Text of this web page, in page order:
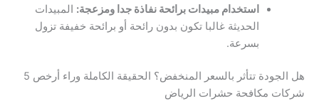
استخدام مبيدات برائحة نفاذة جدا ومزعجة: المبيدات
الحديثة غالبا تكون بدون رائحة أو برائحة خفيفة تزول
بسرعة.
هل الجودة تتأثر بالسعر المنخفض؟ الحقيقة الكاملة وراء أرخص 5
شركات مكافحة حشرات الرياض